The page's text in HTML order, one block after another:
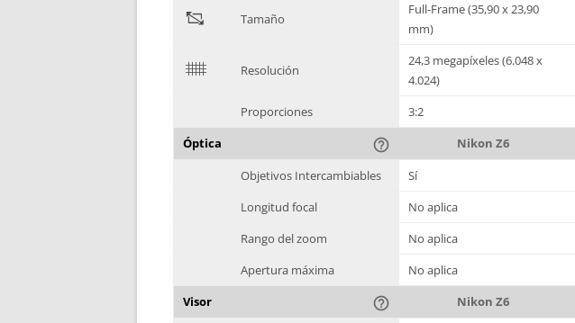
" Tamaño
Full-Frame (35,90 x 23,90
mm)
$ Resolución
24,3 megapíxeles (6.048 x
4.024)
Proporciones
3:2
Óptica
help_outline Nikon Z6
Objetivos Intercambiables
Sí
Longitud focal
No aplica
Rango del zoom
No aplica
Apertura máxima
No aplica
Visor
help_outline Nikon Z6